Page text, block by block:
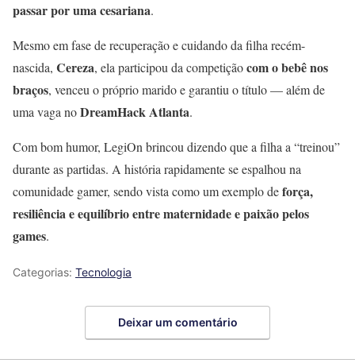
passar por uma cesariana.
Mesmo em fase de recuperação e cuidando da filha recém-
nascida, Cereza, ela participou da competiçãocom o bebê nos
braços, venceu o próprio marido e garantiu o título — além de
uma vaga noDreamHack Atlanta.
Com bom humor, LegiOn brincou dizendo que a filha a “treinou”
durante as partidas. A história rapidamente se espalhou na
comunidade gamer, sendo vista como um exemplo deforça,
resiliência e equilíbrio entre maternidade e paixão pelos
games.
Categorias: Tecnologia
Deixar um comentário